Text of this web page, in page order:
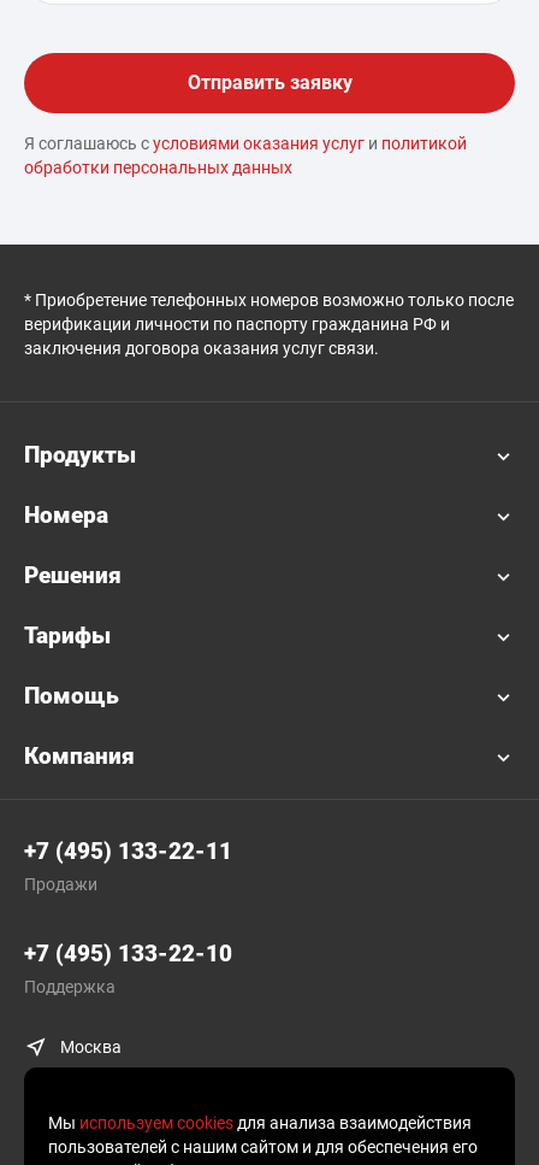
Я соглашаюсь сусловиями оказания услуг и политикой
обработки персональных данных
* Приобретение телефонных номеров возможно только после
верификации личности по паспорту гражданина РФ и
заключения договора оказания услуг связи.
Продукты
Номера
Решения
Тарифы
Помощь
Компания
+7 (495) 133-22-11
Продажи
+7 (495) 133-22-10
Поддержка
Москва
Мы используем cookies для анализа взаимодействия
пользователей с нашим сайтом и для обеспечения его